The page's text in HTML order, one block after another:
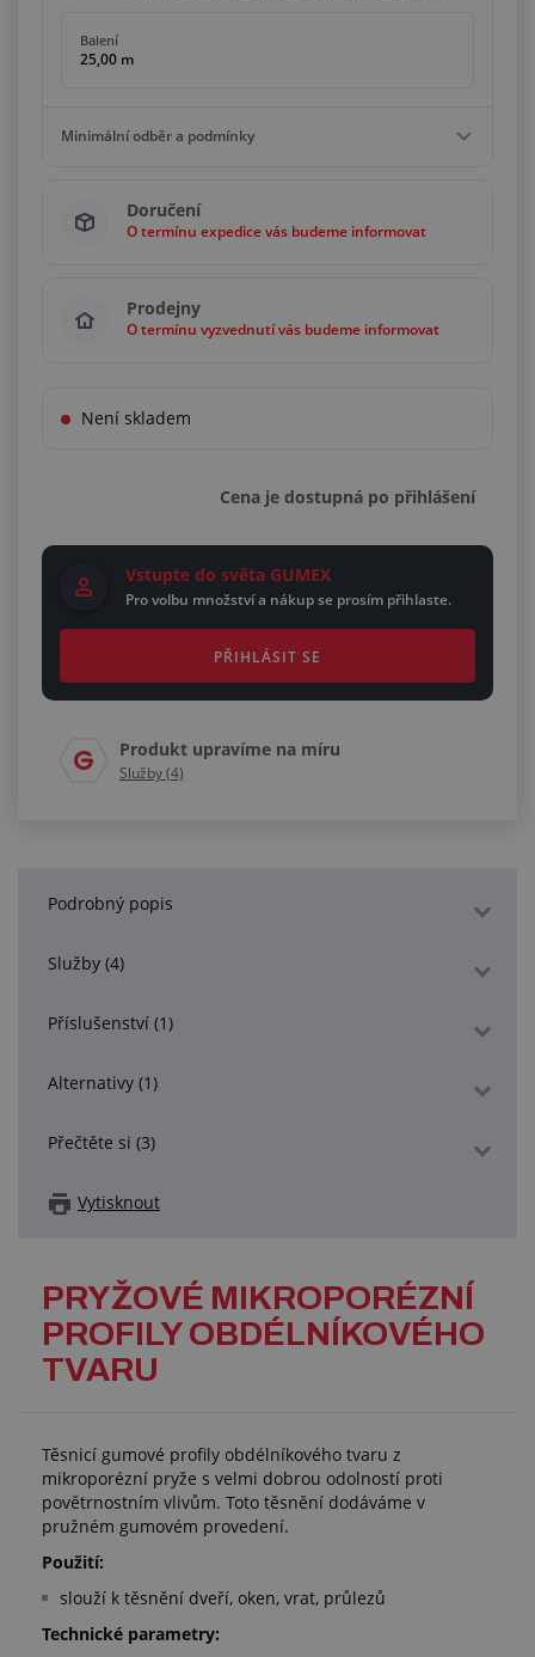
Balení
25,00 m
Minimální odběr a podmínky
25,00 m
Násobky 25,00 m
Doručení
O termínu expedice vás budeme informovat
Prodejny
O termínu vyzvednutí vás budeme informovat
Není skladem
Cena je dostupná po přihlášení
Vstupte do světa GUMEX
Pro volbu množství a nákup se prosím přihlaste.
PŘIHLÁSIT SE
Produkt upravíme na míru
Služby (4)
Podrobný popis
Služby (4)
Příslušenství (1)
Alternativy (1)
Přečtěte si (3)
Vytisknout
PRYŽOVÉ MIKROPORÉZNÍ
PROFILY OBDÉLNÍKOVÉHO
TVARU
Těsnicí gumové profily obdélníkového tvaru z
mikroporézní pryže s velmi dobrou odolností proti
povětrnostním vlivům. Toto těsnění dodáváme v
pružném gumovém provedení.
Použití:
slouží k těsnění dveří, oken, vrat, průlezů
Technické parametry: